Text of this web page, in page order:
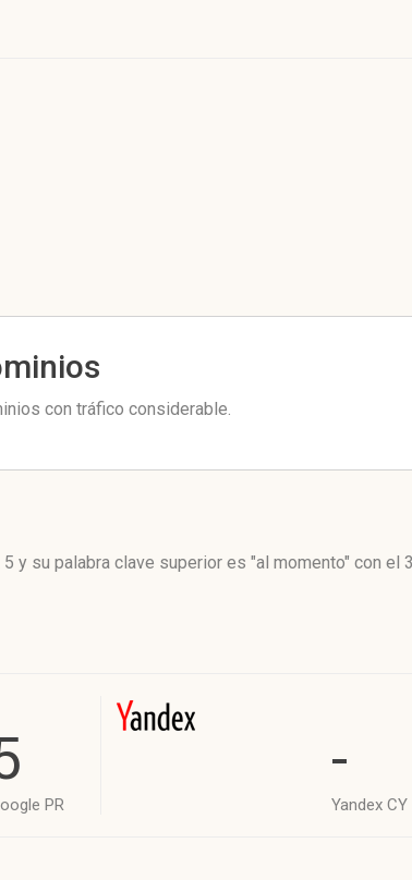
con tráfico considerable.
5 y su palabra clave superior es "al momento" con el
PR
-
Yandex CY